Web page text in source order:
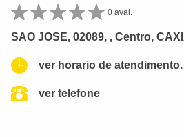
0 aval.
SAO JOSE, 02089, , Centro,
ver horario de atendimento.
ver telefone